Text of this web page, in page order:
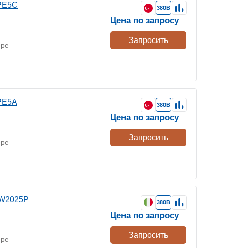
380В
Цена по запросу
Запросить
380В
Цена по запросу
Запросить
380В
Цена по запросу
Запросить